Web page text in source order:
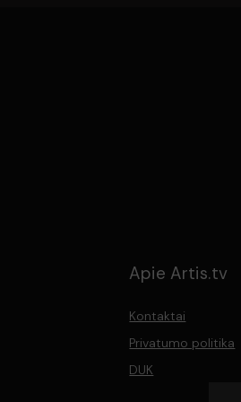
Apie Artis.tv
Kontaktai
Privatumo politika
DUK